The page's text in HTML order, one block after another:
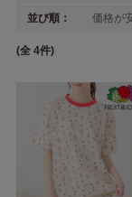
並び順： 価格が
(全 4件)